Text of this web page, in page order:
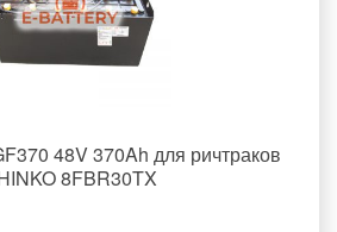
48V 370Ah для ричтраков
8FBR30TX